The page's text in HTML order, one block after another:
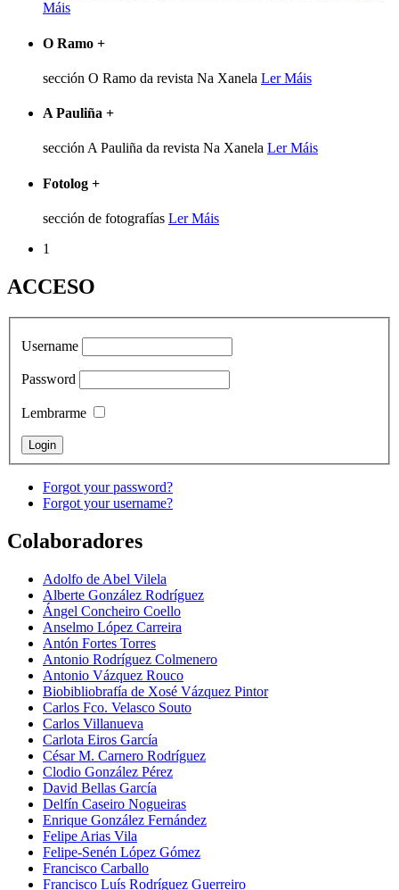
Máis
O Ramo +
sección O Ramo da revista Na Xanela Ler Máis
A Pauliña +
sección A Pauliña da revista Na Xanela Ler Máis
Fotolog +
sección de fotografías Ler Máis
1
ACCESO
Username
Password
Lembrarme
Forgot your password?
Forgot your username?
Colaboradores
Adolfo de Abel Vilela
Alberte González Rodríguez
Ángel Concheiro Coello
Anselmo López Carreira
Antón Fortes Torres
Antonio Rodríguez Colmenero
Antonio Vázquez Rouco
Biobibliobrafía de Xosé Vázquez Pintor
Carlos Fco. Velasco Souto
Carlos Villanueva
Carlota Eiros García
César M. Carnero Rodríguez
Clodio González Pérez
David Bellas García
Delfín Caseiro Nogueiras
Enrique González Fernández
Felipe Arias Vila
Felipe-Senén López Gómez
Francisco Carballo
Francisco Luís Rodríguez Guerreiro